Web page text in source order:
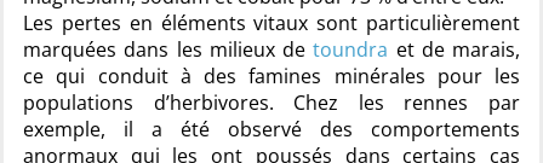
Les pertes en éléments vitaux sont particulièrement
marquées dans les milieux detoundra et de marais,
ce qui conduit à des famines minérales pour les
populations d’herbivores. Chez les rennes par
exemple, il a été observé des comportements
anormaux qui les ont poussés dans certains cas